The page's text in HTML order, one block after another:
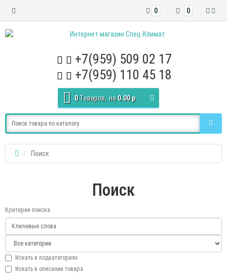
0
0
+7(959) 509 02 17
+7(959) 110 45 18
0 Tоваров, на 0.00 р.
Поиск
Поиск
Критерии поиска
Искать в подкатегориях
Искать в описании товара